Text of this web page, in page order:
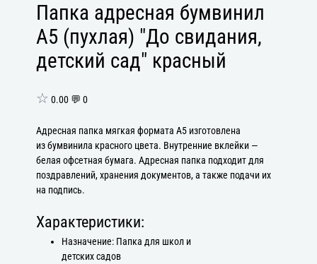
Папка адресная бумвинил
А5 (пухлая) "До свидания,
детский сад" красный
☆ 0.00 💬 0
Адресная папка мягкая формата А5 изготовлена
из бумвинила красного цвета. Внутренние вклейки —
белая офсетная бумага. Адресная папка подходит для
поздравлений, хранения документов, а также подачи их
на подпись.
Характеристики:
Назначение: Папка для школ и
детских садов